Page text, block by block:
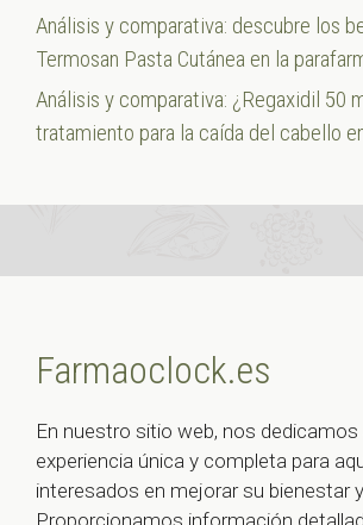
Análisis y comparativa: descubre los
Termosan Pasta Cutánea en la
Análisis y comparativa: ¿Regaxidil 50
tratamiento para la caída del cabello
Farmaoclock.es
En nuestro sitio web, nos
experiencia única y completa para
interesados en mejorar su bienestar y
Proporcionamos información